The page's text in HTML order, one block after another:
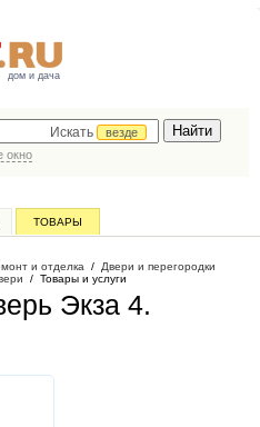
дом и дача
Искать
везде
окно
ТОВАРЫ
и отделка / Двери и перегородки
/ Товары и услуги
Экза 4.